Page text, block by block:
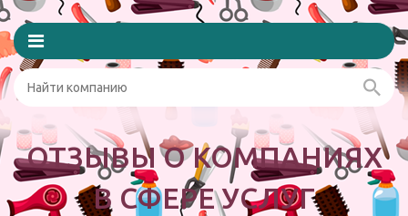
ОТЗЫВЫ О КОМПАНИЯХ
В СФЕРЕ УСЛУГ